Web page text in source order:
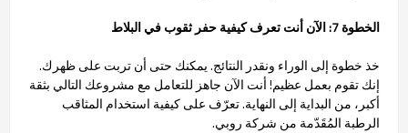
الخطوة 7: الآن أنت تعرف كيفية حفر ثقوب في البلاط
خذ خطوة إلى الوراء ونقدر النتائج. يمكنك حتى أن تربت على ظهرك.
إنك تقوم بعمل عظيم! أنت الآن جاهز للتعامل مع مشروعك التالي بثقة
أكبر، من البداية إلى النهاية. تعرّف على كيفية استخدام المثاقب
الرطبة المُقَدّمة من شركة روبي.